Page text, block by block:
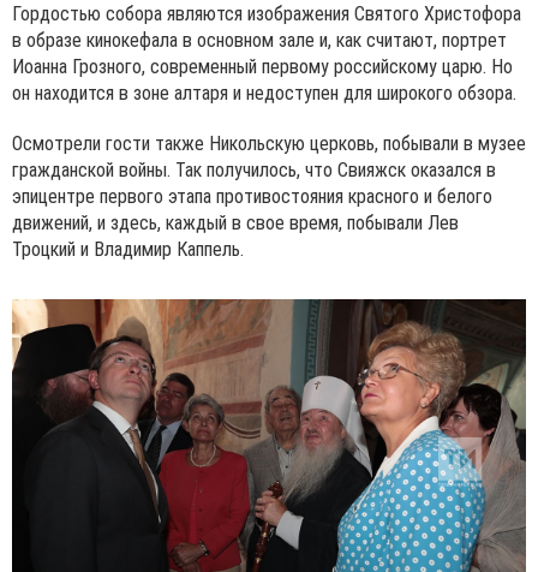
Гордостью собора являются изображения Святого Христофора
в образе кинокефала в основном зале и, как считают, портрет
Иоанна Грозного, современный первому российскому царю. Но
он находится в зоне алтаря и недоступен для широкого обзора.
Осмотрели гости также Никольскую церковь, побывали в музее
гражданской войны. Так получилось, что Свияжск оказался в
эпицентре первого этапа противостояния красного и белого
движений, и здесь, каждый в свое время, побывали Лев
Троцкий и Владимир Каппель.